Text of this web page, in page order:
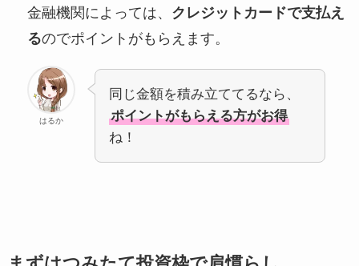
金融機関によっては、 クレジットカードで支払え
るのでポイントがもらえます。
はるか
同じ金額を積み立ててるなら、
ポイントがもらえる方がお得
ね！